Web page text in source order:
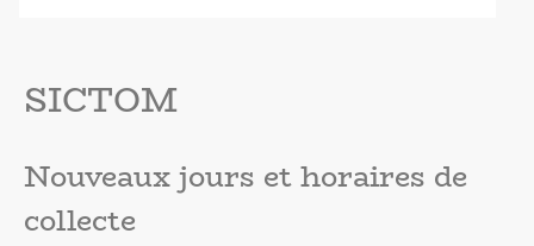
SICTOM
Nouveaux jours et horaires de
collecte